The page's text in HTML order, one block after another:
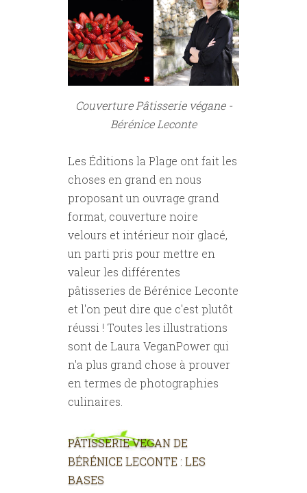
Couverture Pâtisserie végane -
Bérénice Leconte
Les Éditions la Plage ont fait les
choses en grand en nous
proposant un ouvrage grand
format, couverture noire
velours et intérieur noir glacé,
un parti pris pour mettre en
valeur les différentes
pâtisseries de Bérénice Leconte
et l'on peut dire que c'est plutôt
réussi ! Toutes les illustrations
sont de Laura VeganPower qui
n'a plus grand chose à prouver
en termes de photographies
culinaires.
PÂTISSERIE VEGAN DE
BÉRÉNICE LECONTE : LES
BASES